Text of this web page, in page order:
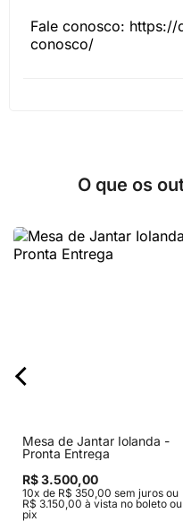
Fale conosco:
conosco/
O que os
Mesa de Jantar Iolanda -
Pronta Entrega
R$ 3.500,00
10x de R$ 350,00 sem juros ou
R$ 3.150,00 à vista no boleto ou
pix